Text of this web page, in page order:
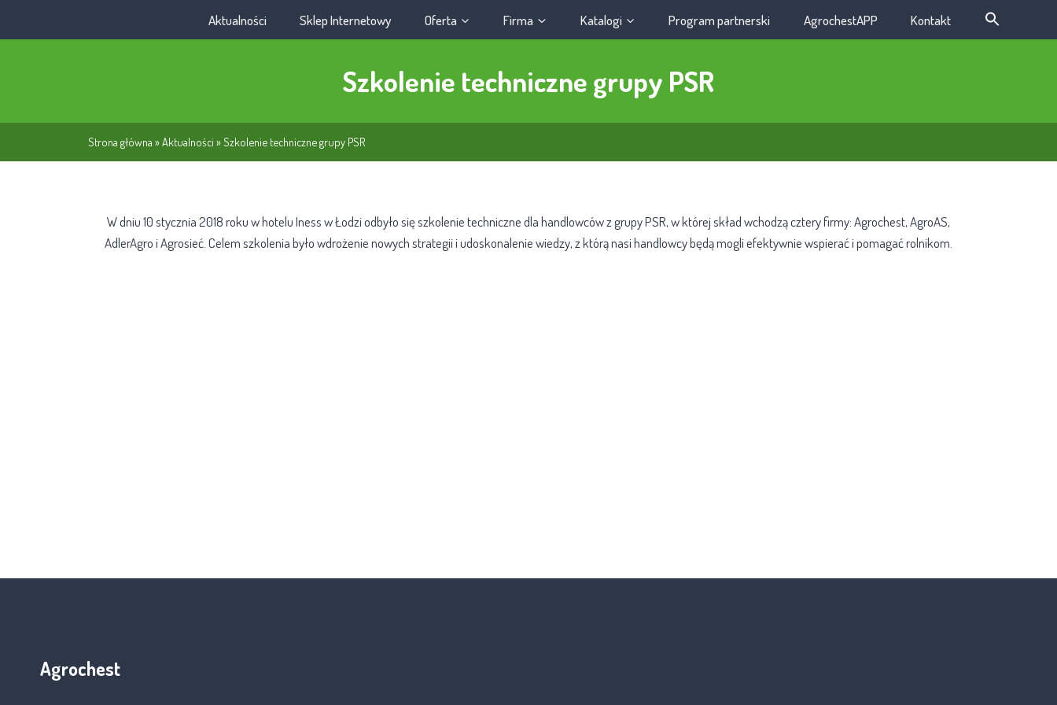
Aktualności Sklep Internetowy Oferta Firma Katalogi Program partnerski AgrochestAPP Kontakt
Szkolenie techniczne grupy PSR
Strona główna »Aktualności »Szkolenie techniczne grupy PSR
W dniu 10 stycznia 2018 roku w hotelu Iness w Łodzi odbyło się szkolenie techniczne dla handlowców z grupy PSR, w której skład wchodzą cztery firmy: Agrochest, AgroAS,
AdlerAgro i Agrosieć. Celem szkolenia było wdrożenie nowych strategii i udoskonalenie wiedzy, z którą nasi handlowcy będą mogli efektywnie wspierać i pomagać rolnikom.
Agrochest